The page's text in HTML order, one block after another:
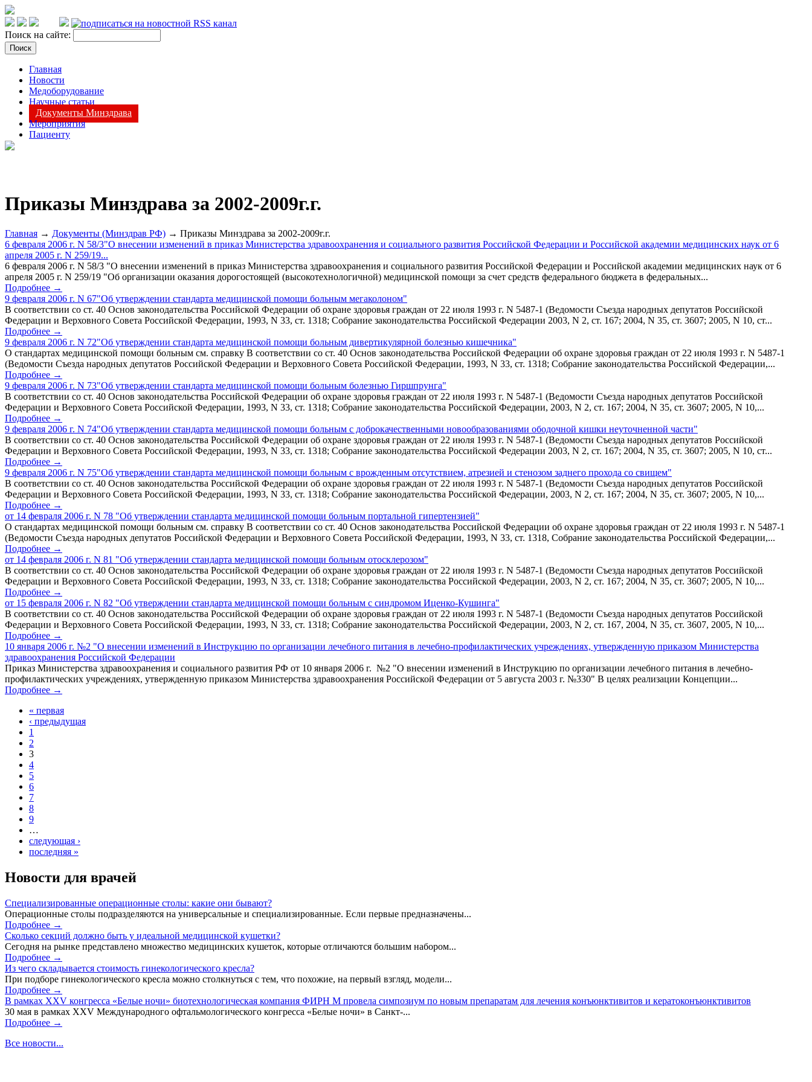
Поиск на сайте:
Главная
Новости
Медоборудование
Научные статьи
Документы Минздрава
Мероприятия
Пациенту
Приказы Минздрава за 2002-2009г.г.
Главная → Документы (Минздрав РФ) → Приказы Минздрава за 2002-2009г.г.
6 февраля 2006 г. N 58/3"О внесении изменений в приказ Министерства здравоохранения и социального развития Российской Федерации и Российской академии медицинских наук от 6
апреля 2005 г. N 259/19...
6 февраля 2006 г. N 58/3 "О внесении изменений в приказ Министерства здравоохранения и социального развития Российской Федерации и Российской академии медицинских наук от 6
апреля 2005 г. N 259/19 "Об организации оказания дорогостоящей (высокотехнологичной) медицинской помощи за счет средств федерального бюджета в федеральных...
Подробнее →
9 февраля 2006 г. N 67"Об утверждении стандарта медицинской помощи больным мегаколоном"
В соответствии со ст. 40 Основ законодательства Российской Федерации об охране здоровья граждан от 22 июля 1993 г. N 5487-1 (Ведомости Съезда народных депутатов Российской
Федерации и Верховного Совета Российской Федерации, 1993, N 33, ст. 1318; Собрание законодательства Российской Федерации 2003, N 2, ст. 167; 2004, N 35, ст. 3607; 2005, N 10, ст...
Подробнее →
9 февраля 2006 г. N 72"Об утверждении стандарта медицинской помощи больным дивертикулярной болезнью кишечника"
О стандартах медицинской помощи больным см. справку В соответствии со ст. 40 Основ законодательства Российской Федерации об охране здоровья граждан от 22 июля 1993 г. N 5487-1
(Ведомости Съезда народных депутатов Российской Федерации и Верховного Совета Российской Федерации, 1993, N 33, ст. 1318; Собрание законодательства Российской Федерации,...
Подробнее →
9 февраля 2006 г. N 73"Об утверждении стандарта медицинской помощи больным болезнью Гиршпрунга"
В соответствии со ст. 40 Основ законодательства Российской Федерации об охране здоровья граждан от 22 июля 1993 г. N 5487-1 (Ведомости Съезда народных депутатов Российской
Федерации и Верховного Совета Российской Федерации, 1993, N 33, ст. 1318; Собрание законодательства Российской Федерации, 2003, N 2, ст. 167; 2004, N 35, ст. 3607; 2005, N 10,...
Подробнее →
9 февраля 2006 г. N 74"Об утверждении стандарта медицинской помощи больным с доброкачественными новообразованиями ободочной кишки неуточненной части"
В соответствии со ст. 40 Основ законодательства Российской Федерации об охране здоровья граждан от 22 июля 1993 г. N 5487-1 (Ведомости Съезда народных депутатов Российской
Федерации и Верховного Совета Российской Федерации, 1993, N 33, ст. 1318; Собрание законодательства Российской Федерации 2003, N 2, ст. 167; 2004, N 35, ст. 3607; 2005, N 10, ст...
Подробнее →
9 февраля 2006 г. N 75"Об утверждении стандарта медицинской помощи больным с врожденным отсутствием, атрезией и стенозом заднего прохода со свищем"
В соответствии со ст. 40 Основ законодательства Российской Федерации об охране здоровья граждан от 22 июля 1993 г. N 5487-1 (Ведомости Съезда народных депутатов Российской
Федерации и Верховного Совета Российской Федерации, 1993, N 33, ст. 1318; Собрание законодательства Российской Федерации, 2003, N 2, ст. 167; 2004, N 35, ст. 3607; 2005, N 10,...
Подробнее →
от 14 февраля 2006 г. N 78 "Об утверждении стандарта медицинской помощи больным портальной гипертензией"
О стандартах медицинской помощи больным см. справку В соответствии со ст. 40 Основ законодательства Российской Федерации об охране здоровья граждан от 22 июля 1993 г. N 5487-1
(Ведомости Съезда народных депутатов Российской Федерации и Верховного Совета Российской Федерации, 1993, N 33, ст. 1318, Собрание законодательства Российской Федерации,...
Подробнее →
от 14 февраля 2006 г. N 81 "Об утверждении стандарта медицинской помощи больным отосклерозом"
В соответствии со ст. 40 Основ законодательства Российской Федерации об охране здоровья граждан от 22 июля 1993 г. N 5487-1 (Ведомости Съезда народных депутатов Российской
Федерации и Верховного Совета Российской Федерации, 1993, N 33, ст. 1318; Собрание законодательства Российской Федерации, 2003, N 2, ст. 167; 2004, N 35, ст. 3607; 2005, N 10,...
Подробнее →
от 15 февраля 2006 г. N 82 "Об утверждении стандарта медицинской помощи больным с синдромом Иценко-Кушинга"
В соответствии со ст. 40 Основ законодательства Российской Федерации об охране здоровья граждан от 22 июля 1993 г. N 5487-1 (Ведомости Съезда народных депутатов Российской
Федерации и Верховного Совета Российской Федерации, 1993, N 33, ст. 1318; Собрание законодательства Российской Федерации, 2003, N 2, ст. 167, 2004, N 35, ст. 3607, 2005, N 10,...
Подробнее →
10 января 2006 г. №2 "О внесении изменений в Инструкцию по организации лечебного питания в лечебно-профилактических учреждениях, утвержденную приказом Министерства
здравоохранения Российской Федерации
Приказ Министерства здравоохранения и социального развития РФ от 10 января 2006 г. №2 "О внесении изменений в Инструкцию по организации лечебного питания в лечебно-
профилактических учреждениях, утвержденную приказом Министерства здравоохранения Российской Федерации от 5 августа 2003 г. №330" В целях реализации Концепции...
Подробнее →
« первая
‹ предыдущая
1
2
3
4
5
6
7
8
9
…
следующая ›
последняя »
Новости для врачей
Специализированные операционные столы: какие они бывают?
Операционные столы подразделяются на универсальные и специализированные. Если первые предназначены...
Подробнее →
Сколько секций должно быть у идеальной медицинской кушетки?
Сегодня на рынке представлено множество медицинских кушеток, которые отличаются большим набором...
Подробнее →
Из чего складывается стоимость гинекологического кресла?
При подборе гинекологического кресла можно столкнуться с тем, что похожие, на первый взгляд, модели...
Подробнее →
В рамках XXV конгресса «Белые ночи» биотехнологическая компания ФИРН М провела симпозиум по новым препаратам для лечения конъюнктивитов и кератоконъюнктивитов
30 мая в рамках XXV Международного офтальмологического конгресса «Белые ночи» в Санкт-...
Подробнее →
Все новости...